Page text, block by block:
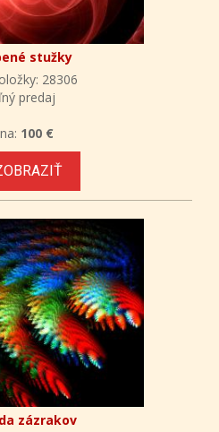
stužky
28306
predaj
100 €
zázrakov